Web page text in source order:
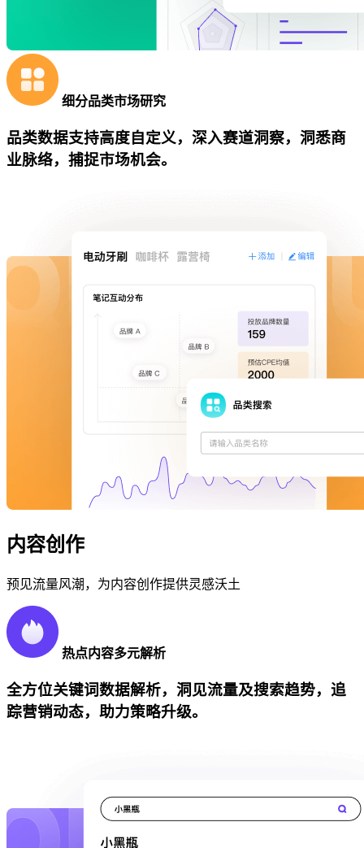
细分品类市场研究
品类数据支持高度自定义，深入赛道洞察，洞悉商
业脉络，捕捉市场机会。
内容创作
预见流量风潮，为内容创作提供灵感沃土
热点内容多元解析
全方位关键词数据解析，洞见流量及搜索趋势，追
踪营销动态，助力策略升级。